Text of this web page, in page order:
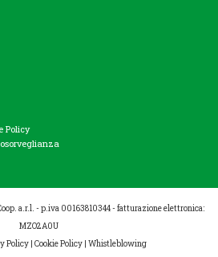
Policy
a.r.l. - p.iva 00163810344 - fatturazione elettronica:
MZO2A0U
Policy | Cookie Policy | Whistleblowing